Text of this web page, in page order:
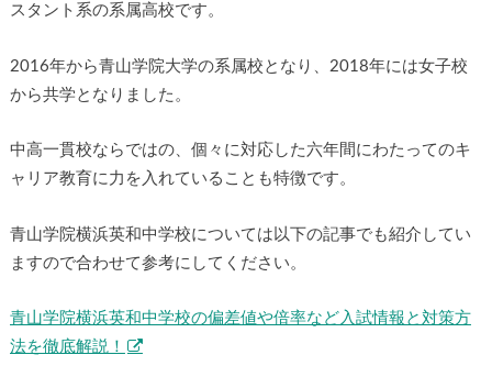
スタント系の系属高校です。
2016年から青山学院大学の系属校となり、2018年には女子校
から共学となりました。
中高一貫校ならではの、個々に対応した六年間にわたってのキ
ャリア教育に力を入れていることも特徴です。
青山学院横浜英和中学校については以下の記事でも紹介してい
ますので合わせて参考にしてください。
青山学院横浜英和中学校の偏差値や倍率など入試情報と対策方
法を徹底解説！